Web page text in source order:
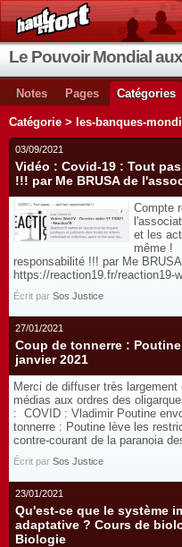
Le Pouvoir Mondial
Notes Pages Catégories
Catégorie > les-banques-
03/09/2021
Vidéo : Covid-19 : Tout
!!! par Me BRUSA de
Compte
et les
même !
responsabilité !!! par Me
https://reaction19.fr/reaction19-
Écrit par Sos Justice
27/01/2021
Coup de tonnerre :
janvier 2021
Merci de diffuser très
médias aux ordres des
: COVID : Vladimir Poutine
tonnerre : Poutine lève les
contre-courant de la paranoia
Écrit par Sos Justice
23/01/2021
Qu'est-ce que le système
adaptative ? Cours de
Biologie